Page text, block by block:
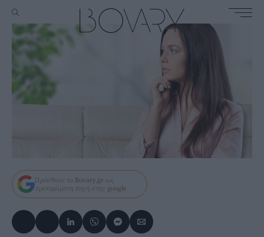
Πρόσθεσε το Bovary.gr ως
προτιμώμενη πηγή στην google